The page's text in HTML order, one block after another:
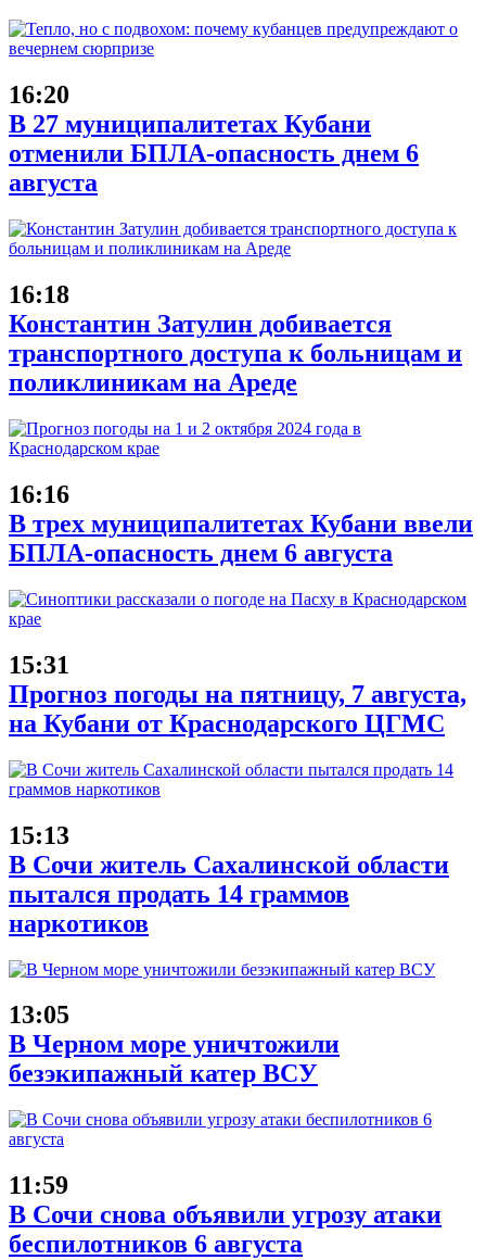
16:20
В 27 муниципалитетах Кубани
отменили БПЛА-опасность днем 6
августа
16:18
Константин Затулин добивается
транспортного доступа к больницам и
поликлиникам на Ареде
16:16
В трех муниципалитетах Кубани ввели
БПЛА-опасность днем 6 августа
15:31
Прогноз погоды на пятницу, 7 августа,
на Кубани от Краснодарского ЦГМС
15:13
В Сочи житель Сахалинской области
пытался продать 14 граммов
наркотиков
13:05
В Черном море уничтожили
безэкипажный катер ВСУ
11:59
В Сочи снова объявили угрозу атаки
беспилотников 6 августа